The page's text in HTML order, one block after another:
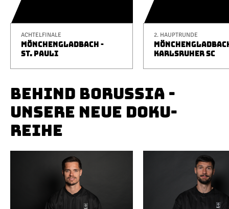
ACHTELFINALE
MÖNCHENGLADBACH -
ST. PAULI
2. HAUPTRUNDE
KARLSRUHER SC
BEHIND BORUSSIA -
UNSERE NEUE DOKU-
REIHE